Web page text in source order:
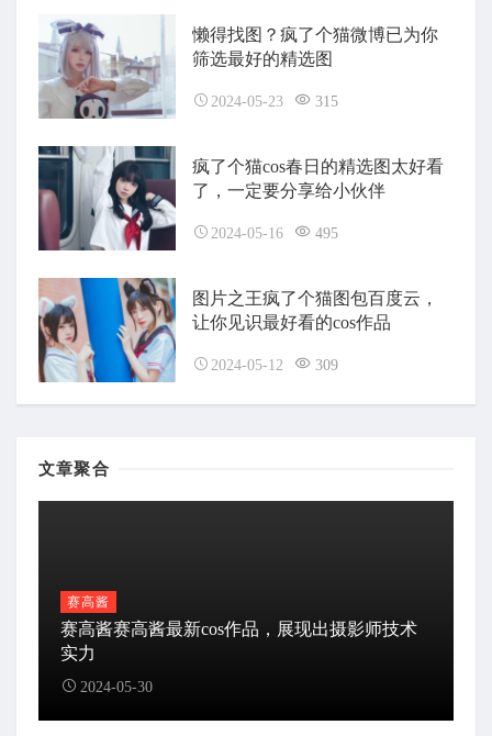
懒得找图？疯了个猫微博已为你
筛选最好的精选图
2024-05-23 315
疯了个猫cos春日的精选图太好看
了，一定要分享给小伙伴
2024-05-16 495
图片之王疯了个猫图包百度云，
让你见识最好看的cos作品
2024-05-12 309
文章聚合
赛高酱
赛高酱赛高酱最新cos作品，展现出摄影师技术
实力
2024-05-30